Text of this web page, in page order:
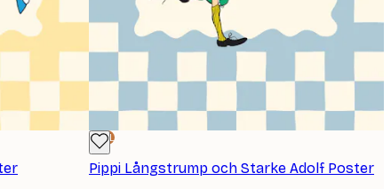
DEAL
Pippi Långstrump och Starke Adolf Poster